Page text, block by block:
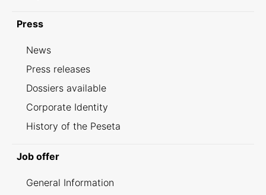
Press
News
Press releases
Dossiers available
Corporate Identity
History of the Peseta
Job offer
General Information